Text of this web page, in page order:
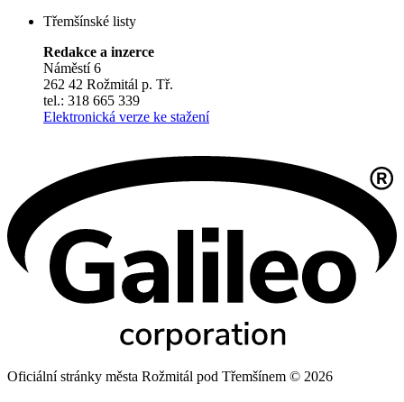
Třemšínské listy
Redakce a inzerce
Náměstí 6
262 42 Rožmitál p. Tř.
tel.: 318 665 339
Elektronická verze ke stažení
Oficiální stránky města Rožmitál pod Třemšínem © 2026